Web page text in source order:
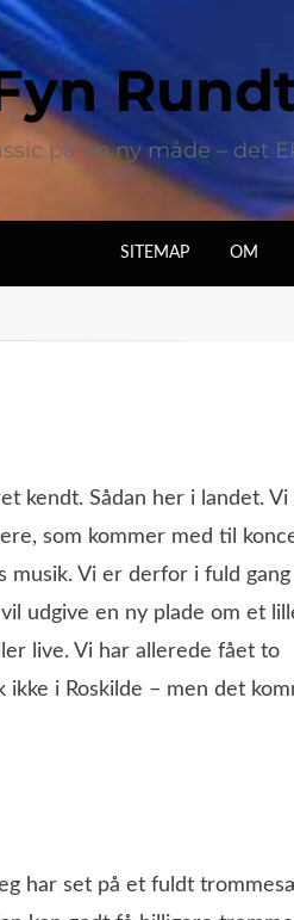
på en ny måde – det
SITEMAP OM
kendt. Sådan her i landet.
som kommer med til
musik. Vi er derfor i fuld
udgive en ny plade om et
live. Vi har allerede fået to
i Roskilde – men det
har set på et fuldt